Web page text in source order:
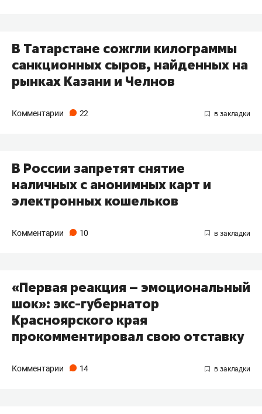
В Татарстане сожгли килограммы
санкционных сыров, найденных на
рынках Казани и Челнов
Комментарии 22
В России запретят снятие
наличных с анонимных карт и
электронных кошельков
Комментарии 10
«Первая реакция – эмоциональный
шок»: экс-губернатор
Красноярского края
прокомментировал свою отставку
Комментарии 14